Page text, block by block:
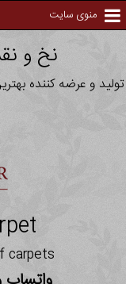
منوی سایت
نخ و
تولید و عرضه کننده
carpets